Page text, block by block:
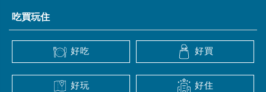
吃買玩住
好吃 好買
好玩 好住